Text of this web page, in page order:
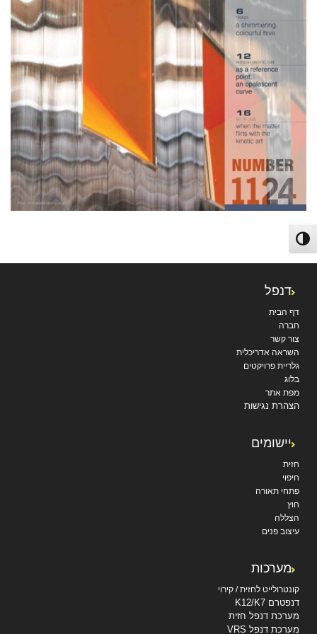
הפעל/כבה ניגודיות גבוהה
ניווט
דנפל
דף הבית
חברה
צור קשר
השראה אדריכלית
גלריית פרויקטים
בלוג
מפת אתר
הצהרת נגישות
יישומים
חזית
חיפוי
פתחי תאורה
חוץ
הצללה
עיצוב פנים
מערכות
קונטרולייט לחזית / קירוי
דנפטרם K12/K7
מערכת דנפל חזית
מערכת דנפל VRS